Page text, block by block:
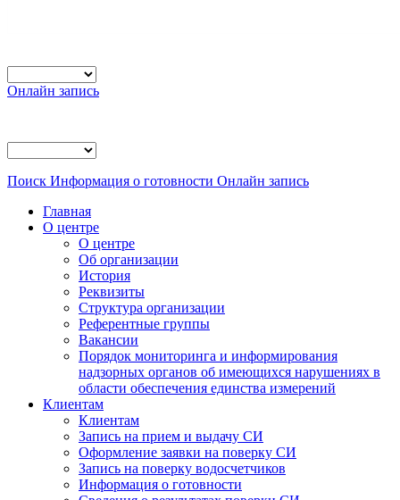
Онлайн запись
Поиск Информация о готовности Онлайн запись
Главная
О центре
О центре
Об организации
История
Реквизиты
Структура организации
Референтные группы
Вакансии
Порядок мониторинга и информирования
надзорных органов об имеющихся нарушениях в
области обеспечения единства измерений
Клиентам
Клиентам
Запись на прием и выдачу СИ
Оформление заявки на поверку СИ
Запись на поверку водосчетчиков
Информация о готовности